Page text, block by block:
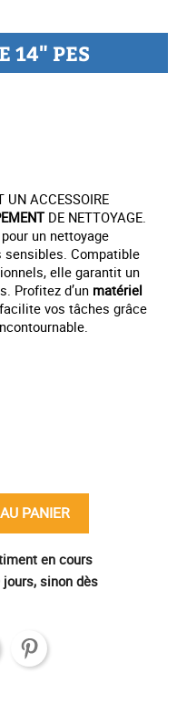
14" PES
UN ACCESSOIRE
DE NETTOYAGE.
un nettoyage
Compatible
elle garantit un
Profitez d’un matériel
vos tâches grâce
PANIER
en cours
sinon dès